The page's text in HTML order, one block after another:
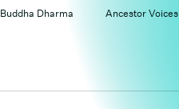
Contact
Buddha Dharma Ancestor Voices